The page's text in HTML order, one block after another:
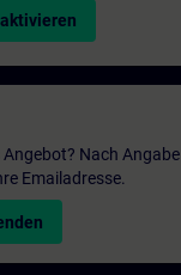
Nach
Emailadresse.